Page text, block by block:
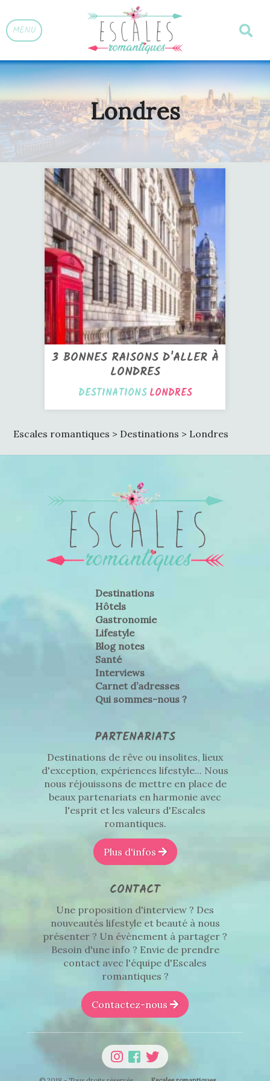
MENU
Londres
3 BONNES RAISONS D'ALLER À
LONDRES
DESTINATIONS LONDRES
Escales romantiques > Destinations > Londres
PARTENARIATS
Destinations de rêve ou insolites, lieux
d'exception, expériences lifestyle... Nous
nous réjouissons de mettre en place de
beaux partenariats en harmonie avec
l'esprit et les valeurs d'Escales
romantiques.
Plus d'infos
Destinations
Hôtels
Gastronomie
Lifestyle
Blog notes
Santé
Interviews
Carnet d’adresses
Qui sommes-nous ?
CONTACT
Une proposition d'interview ? Des
nouveautés lifestyle et beauté à nous
présenter ? Un évènement à partager ?
Besoin d'une info ? Envie de prendre
contact avec l'équipe d'Escales
romantiques ?
Contactez-nous